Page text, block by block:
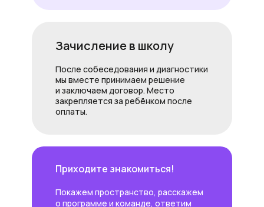
Зачисление в школу
После собеседования и диагностики
мы вместе принимаем решение
и заключаем договор. Место
закрепляется за ребёнком после
оплаты.
Приходите знакомиться!
Покажем пространство, расскажем
о программе и команде, ответим